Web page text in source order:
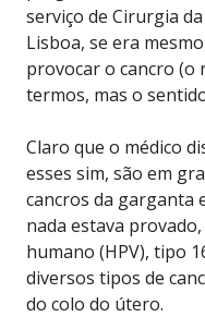
serviço de Cirurgia da
Lisboa, se era
provocar o cancro
termos, mas o
Claro que o médico
esses sim, são em
cancros da garganta
nada estava
humano (HPV), tipo
diversos tipos de
do colo do útero.